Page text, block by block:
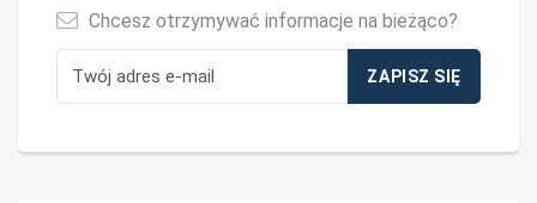
Chcesz otrzymywać informacje na bieżąco?